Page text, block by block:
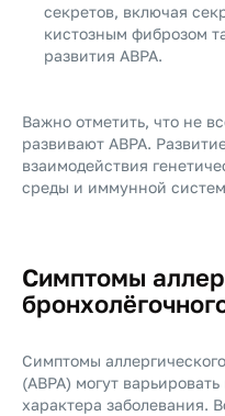
секретов, включая
кистозным фиброзом
развития ABPA.
Важно отметить, что не
развивают ABPA.
взаимодействия
среды и иммунной
Симптомы
Симптомы
(ABPA) могут
характера заболевания.